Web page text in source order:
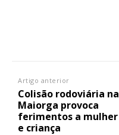
Artigo anterior
Colisão rodoviária na
Maiorga provoca
ferimentos a mulher
e criança